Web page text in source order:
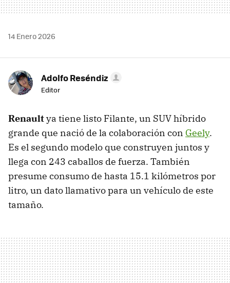
14 Enero 2026
Adolfo Reséndiz
Editor
Renaultya tiene listo Filante, un SUV híbrido
grande que nació de la colaboración con Geely.
Es el segundo modelo que construyen juntos y
llega con 243 caballos de fuerza. También
presume consumo de hasta 15.1 kilómetros por
litro, un dato llamativo para un vehículo de este
tamaño.